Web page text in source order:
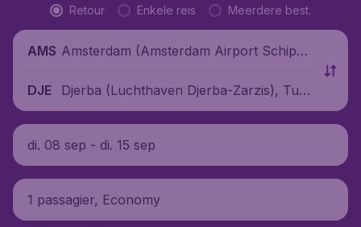
Retour Enkele reis Meerdere best.
AMS Amsterdam (Amsterdam Airport Schipho
DJE
Djerba (Luchthaven Djerba-Zarzis), Tune
sië
di. 08 sep - di. 15 sep
1 passagier, Economy